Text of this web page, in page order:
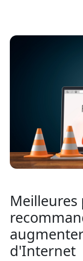
d'Internet